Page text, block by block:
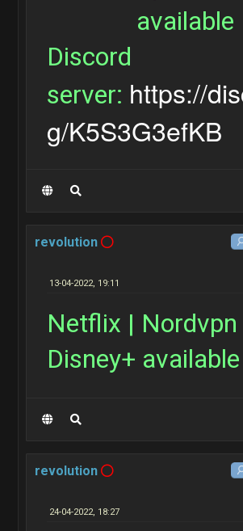
available
Discord
server: https://
g/K5S3G3efKB
revolution
13-04-2022, 19:11
Netflix | Nordvpn
Disney+ available
revolution
24-04-2022, 18:27